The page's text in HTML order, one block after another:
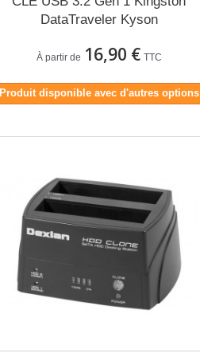
DataTraveler Kyson
À partir de 16,90 € TTC
Produit disponible avec d'autres options